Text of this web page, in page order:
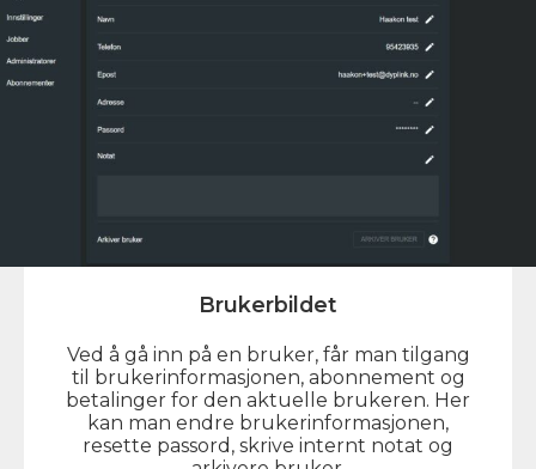
Brukerbildet
Ved å gå inn på en bruker, får man tilgang
til brukerinformasjonen, abonnement og
betalinger for den aktuelle brukeren. Her
kan man endre brukerinformasjonen,
resette passord, skrive internt notat og